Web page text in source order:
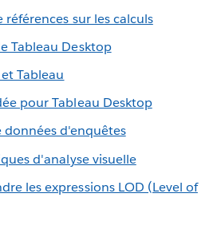
sur les calculs
Tableau Desktop
Tableau
pour Tableau Desktop
données d'enquêtes
d'analyse visuelle
les expressions LOD (Level of